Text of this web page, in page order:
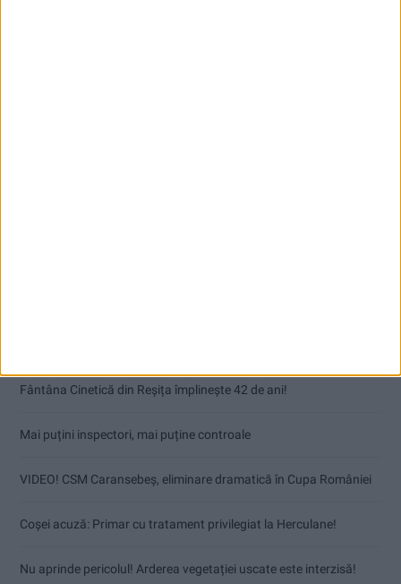
Fântâna Cinetică din Reșița împlinește 42 de ani!
Mai puțini inspectori, mai puține controale
VIDEO! CSM Caransebeș, eliminare dramatică în Cupa României
Coșei acuză: Primar cu tratament privilegiat la Herculane!
Nu aprinde pericolul! Arderea vegetației uscate este interzisă!